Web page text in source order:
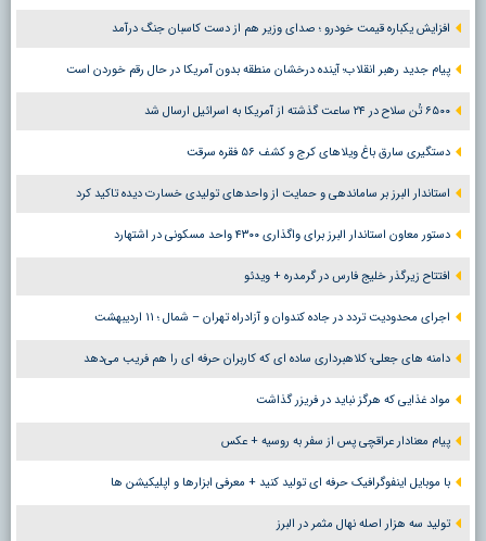
افزایش یکباره قیمت خودرو ؛ صدای وزیر هم از دست کاسبان جنگ درآمد
پیام جدید رهبر انقلاب؛ آینده درخشان منطقه بدون آمریکا در حال رقم خوردن است
۶۵۰۰ تُن سلاح در ۲۴ ساعت گذشته از آمریکا به اسرائیل ارسال شد
دستگیری سارق باغ ویلاهای کرج و کشف ۵۶ فقره سرقت
استاندار البرز بر ساماندهی و حمایت از واحدهای تولیدی خسارت دیده تاکید کرد
دستور معاون استاندار البرز برای واگذاری ۴۳۰۰ واحد مسکونی در اشتهارد
افتتاح زیرگذر خلیج فارس در گرمدره + ویدئو
اجرای محدودیت تردد در جاده کندوان و آزادراه تهران – شمال ؛ ١١ اردیبهشت
دامنه های جعلی؛ کلاهبرداری ساده ای که کاربران حرفه ای را هم فریب می‌دهد
مواد غذایی که هرگز نباید در فریزر گذاشت
پیام معنادار عراقچی پس از سفر به روسیه + عکس
با موبایل اینفوگرافیک حرفه ای تولید کنید + معرفی ابزارها و اپلیکیشن ها
تولید سه هزار اصله نهال مثمر در البرز